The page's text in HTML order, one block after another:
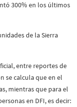
300% en los últimos
de la Sierra
entre reportes de
se calcula que en el
mientras que para el
en DFI, es decir: